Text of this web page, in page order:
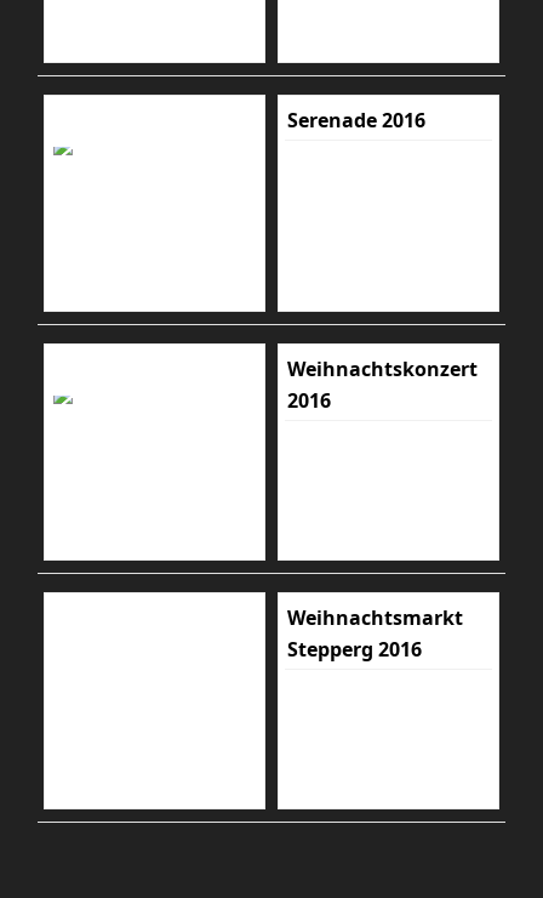
Serenade 2016
Weihnachtskonzert
2016
Weihnachtsmarkt
Stepperg 2016